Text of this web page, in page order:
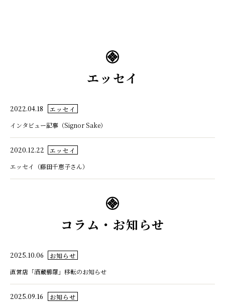
千代酒造トップ
蔵のこだわり
ブランド紹介
コラム・お知らせ
会社概要・アクセス
お問い合わせ
エッセイ
2022.04.18
エッセイ
インタビュー記事（Signor Sake）
2020.12.22
エッセイ
エッセイ（藤田千恵子さん）
コラム・お知らせ
2025.10.06
お知らせ
直営店「酒蔵櫛羅」移転のお知らせ
2025.09.16
お知らせ